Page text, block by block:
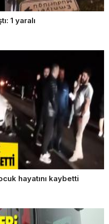
1 yaralı
hayatını kaybetti